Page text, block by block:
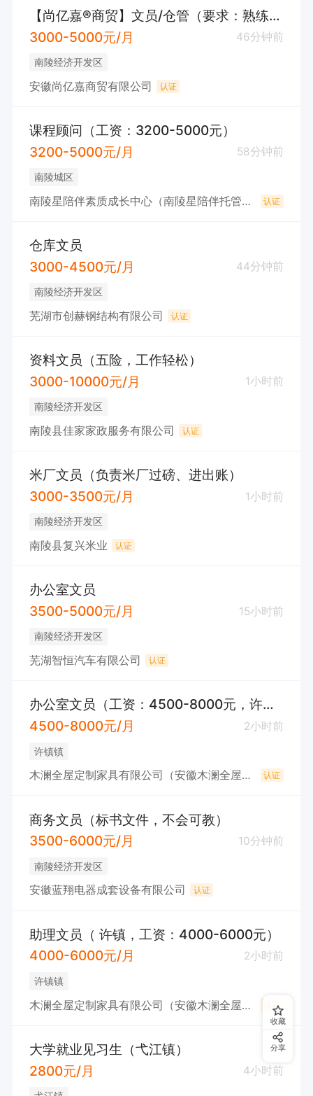
【尚亿嘉®️商贸】文员/仓管（要求：熟练做表格，思路清晰，有条理）
3000-5000元/月
46分钟前
南陵经济开发区
安徽尚亿嘉商贸有限公司 认证
课程顾问（工资：3200-5000元）
3200-5000元/月
58分钟前
南陵城区
南陵星陪伴素质成长中心（南陵星陪伴托管服务有限公司） 认证
仓库文员
3000-4500元/月
44分钟前
南陵经济开发区
芜湖市创赫钢结构有限公司 认证
资料文员（五险，工作轻松）
3000-10000元/月
1小时前
南陵经济开发区
南陵县佳家家政服务有限公司 认证
米厂文员（负责米厂过磅、进出账）
3000-3500元/月
1小时前
南陵经济开发区
南陵县复兴米业 认证
办公室文员
3500-5000元/月
15小时前
南陵经济开发区
芜湖智恒汽车有限公司 认证
办公室文员（工资：4500-8000元，许镇）
4500-8000元/月
2小时前
许镇镇
木澜全屋定制家具有限公司（安徽木澜全屋智能家居有限公司） 认证
商务文员（标书文件，不会可教）
3500-6000元/月
10分钟前
南陵经济开发区
安徽蓝翔电器成套设备有限公司 认证
助理文员（ 许镇，工资：4000-6000元）
4000-6000元/月
2小时前
许镇镇
木澜全屋定制家具有限公司（安徽木澜全屋智能家居有限公司） 认证
大学就业见习生（弋江镇）
2800元/月
4小时前
收藏
分享